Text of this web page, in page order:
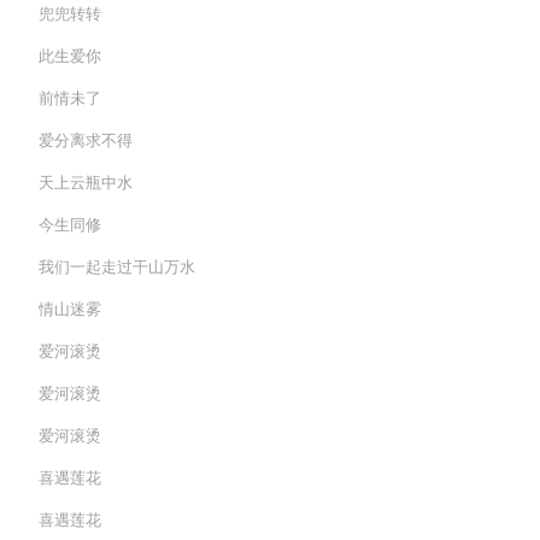
兜兜转转
此生爱你
前情未了
爱分离求不得
天上云瓶中水
今生同修
我们一起走过干山万水
情山迷雾
爱河滚烫
爱河滚烫
爱河滚烫
喜遇莲花
喜遇莲花